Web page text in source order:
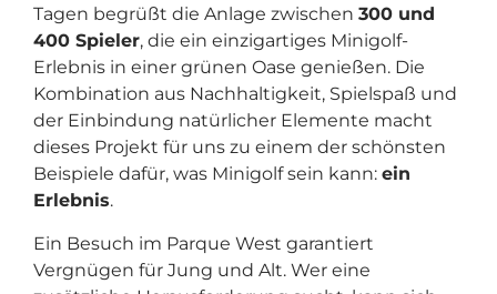
Tagen begrüßt die Anlage zwischen 300 und
400 Spieler, die ein einzigartiges Minigolf-
Erlebnis in einer grünen Oase genießen. Die
Kombination aus Nachhaltigkeit, Spielspaß und
der Einbindung natürlicher Elemente macht
dieses Projekt für uns zu einem der schönsten
Beispiele dafür, was Minigolf sein kann: ein
Erlebnis.
Ein Besuch im Parque West garantiert
Vergnügen für Jung und Alt. Wer eine